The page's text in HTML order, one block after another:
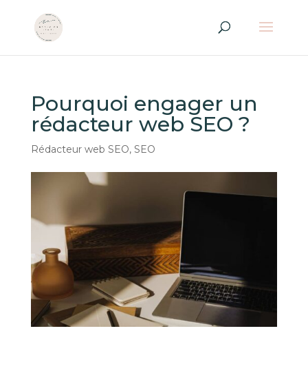
Pourquoi engager un
rédacteur web SEO ?
Rédacteur web SEO, SEO